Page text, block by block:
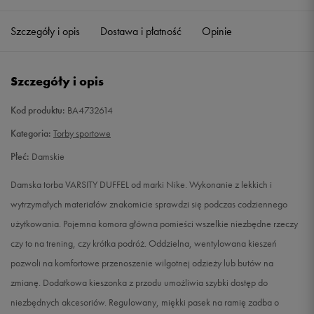
Szczegóły i opis Dostawa i płatność Opinie
Szczegóły i opis
Kod produktu: BA4732614
Kategoria: Torby sportowe
Płeć: Damskie
Damska torba VARSITY DUFFEL od marki Nike. Wykonanie z lekkich i
wytrzymałych materiałów znakomicie sprawdzi się podczas codziennego
użytkowania. Pojemna komora główna pomieści wszelkie niezbędne rzeczy
czy to na trening, czy krótka podróż. Oddzielna, wentylowana kieszeń
pozwoli na komfortowe przenoszenie wilgotnej odzieży lub butów na
zmianę. Dodatkowa kieszonka z przodu umożliwia szybki dostęp do
niezbędnych akcesoriów. Regulowany, miękki pasek na ramię zadba o